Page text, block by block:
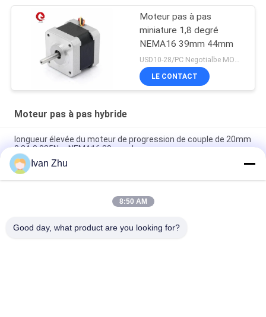
Moteur pas à pas
miniature 1,8 degré
NEMA16 39mm 44mm
USD10-28/PC Negotialbe MOQ:10pcs
LE CONTACT
Moteur pas à pas hybride
longueur élevée du moteur de progression de couple de 20mm
0.3A 0.085Nm NEMA16 39mm de pas
NEMA14 35mm 1.8degree 2 moteurs pas à pas hybrides de
phase 26mm 0.28A 0.07Nm
0.06Nm courant électrique de la longueur du corps 0.67A des
Ivan Zhu
8:50 AM
Good day, what product are you looking for?